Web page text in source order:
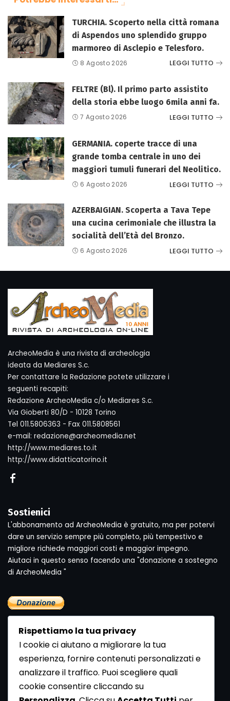
TURCHIA. Scoperto nella città romana
di Aspendos uno splendido gruppo
marmoreo di Asclepio e Telesforo.
8 Agosto 2026 LEGGI TUTTO
FELTRE (Bl). Il primo parto assistito
della storia ebbe luogo 6mila anni fa.
7 Agosto 2026 LEGGI TUTTO
GERMANIA. coperte tracce di una
grande tomba centrale in uno dei
maggiori tumuli funerari del Neolitico.
6 Agosto 2026 LEGGI TUTTO
AZERBAIGIAN. Scoperta a Tava Tepe
una cucina cerimoniale che illustra la
socialità dell’Età del Bronzo.
6 Agosto 2026 LEGGI TUTTO
ArcheoMedia è una rivista di archeologia
ideata da Mediares S.c.
Per contattare la Redazione potete utilizzare i
seguenti recapiti:
Redazione ArcheoMedia c/o Mediares S.c.
Via Gioberti 80/D - 10128 Torino
Tel 011.5806363 - Fax 011.5808561
e-mail: redazione@archeomedia.net
http://www.mediares.to.it
http://www.didatticatorino.it
Sostienici
L'abbonamento ad ArcheoMedia è gratuito, ma per potervi
dare un servizio sempre più completo, più tempestivo e
migliore richiede maggiori costi e maggior impegno.
Aiutaci in questo senso facendo una "donazione a sostegno
di ArcheoMedia "
Newsletter
Se vuoi ricevere la Rivista gratuita di archeologia realizzata
Rispettiamo la tua privacy
I cookie ci aiutano a migliorare la tua
esperienza, fornire contenuti personalizzati e
analizzare il traffico. Puoi scegliere quali
cookie consentire cliccando su